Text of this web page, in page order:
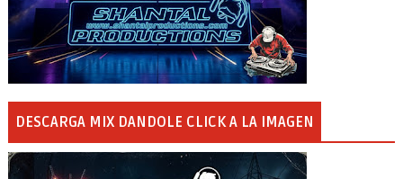
DESCARGA MIX DANDOLE CLICK A LA IMAGEN